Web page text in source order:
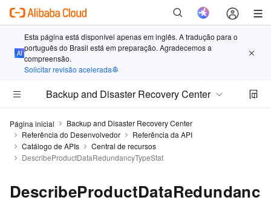
Esta página está disponível apenas em inglês. A tradução para o
português do Brasil está em preparação. Agradecemos a
compreensão.
Solicitar revisão acelerada
Backup and Disaster Recovery Center
Página inicial
Backup and Disaster Recovery Center
Referência do Desenvolvedor
Referência da API
Catálogo de APIs
Central de recursos
DescribeProductDataRedundancyTypeStat
DescribeProductDataRedundanc